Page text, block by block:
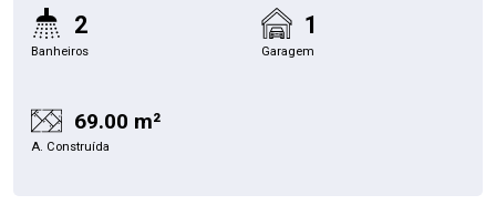
2
Banheiros
1
Garagem
69.00 m²
A. Construída